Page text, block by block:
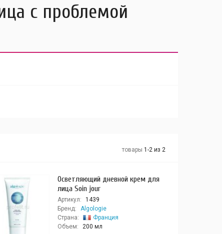
с проблемой
товары 1-2 из 2
Осветляющий дневной крем для
лица Soin jour
Артикул:
1439
Бренд:
Algologie
Страна:
Франция
Объем:
200 мл